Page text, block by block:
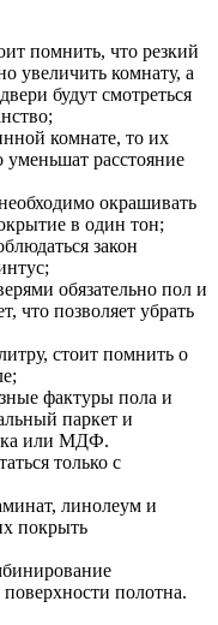
помнить, что резкий
увеличить комнату, а
будут смотреться
комнате, то их
уменьшат расстояние
окрашивать
в один тон;
закон
обязательно пол и
что позволяет убрать
стоит помнить о
фактуры пола и
паркет и
или МДФ.
только с
линолеум и
покрыть
полотна.